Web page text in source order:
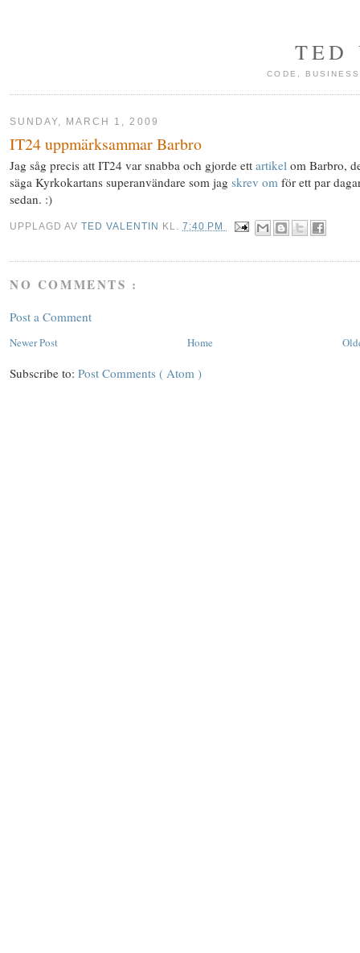
TED
CODE,
SUNDAY, MARCH 1, 2009
IT24 uppmärksammar Barbro
Jag såg precis att IT24 var snabba och gjorde ett artikel om Barbro,
säga Kyrkokartans superanvändare som jag skrev om för ett par
sedan. :)
UPPLAGD AVTED VALENTIN KL.7:40 PM
NO COMMENTS :
Post a Comment
Newer Post Home
Subscribe to: Post Comments ( Atom )